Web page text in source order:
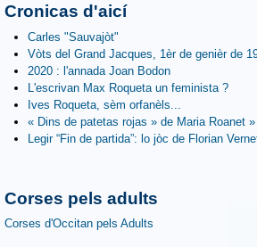
Cronicas d'aicí
Carles "Sauvajòt"
Vòts del Grand Jacques, 1èr de genièr de
2020 : l'annada Joan Bodon
L'escrivan Max Roqueta un feminista ?
Ives Roqueta, sèm orfanèls...
« Dins de patetas rojas » de Maria Roanet »
Legir “Fin de partida”: lo jòc de Florian
Corses pels adults
Corses d'Occitan pels Adults